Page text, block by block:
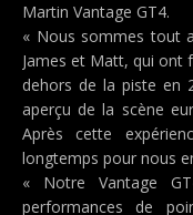
Martin Vantage GT4.
« Nous sommes tout
James et Matt, qui ont
dehors de la piste en
aperçu de la scène
Après cette
longtemps pour nous
« Notre Vantage
performances de